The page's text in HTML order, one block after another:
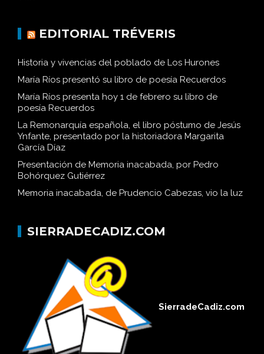
EDITORIAL TRÉVERIS
Historia y vivencias del poblado de Los Hurones
María Ríos presentó su libro de poesía Recuerdos
María Ríos presenta hoy 1 de febrero su libro de
poesía Recuerdos
La Remonarquía española, el libro póstumo de Jesús
Ynfante, presentado por la historiadora Margarita
García Díaz
Presentación de Memoria inacabada, por Pedro
Bohórquez Gutiérrez
Memoria inacabada, de Prudencio Cabezas, vio la luz
SIERRADECADIZ.COM
SierradeCadiz.com